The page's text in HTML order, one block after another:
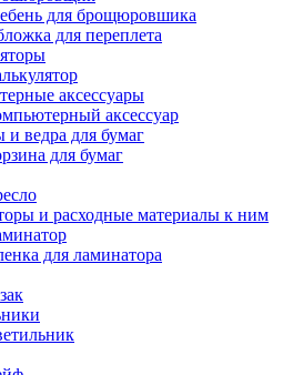
для брощюровшика
для переплета
аксессуары
аксессуар
и ведра для бумаг
для бумаг
и расходные материалы к ним
для ламинатора